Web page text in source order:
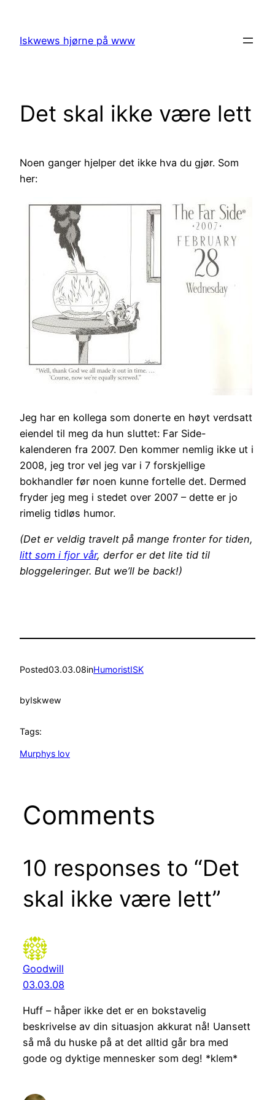
content
Iskwews hjørne på www
Det skal ikke være lett
Noen ganger hjelper det ikke hva du gjør. Som
her:
Jeg har en kollega som donerte en høyt verdsatt
eiendel til meg da hun sluttet: Far Side-
kalenderen fra 2007. Den kommer nemlig ikke ut i
2008, jeg tror vel jeg var i 7 forskjellige
bokhandler før noen kunne fortelle det. Dermed
fryder jeg meg i stedet over 2007 – dette er jo
rimelig tidløs humor.
(Det er veldig travelt på mange fronter for tiden,
litt som i fjor vår, derfor er det lite tid til
bloggeleringer. But we’ll be back!)
Posted03.03.08inHumoristISK
byIskwew
Tags:
Murphys lov
Comments
10 responses to “Det
skal ikke være lett”
Goodwill
03.03.08
Huff – håper ikke det er en bokstavelig
beskrivelse av din situasjon akkurat nå! Uansett
så må du huske på at det alltid går bra med
gode og dyktige mennesker som deg! *klem*